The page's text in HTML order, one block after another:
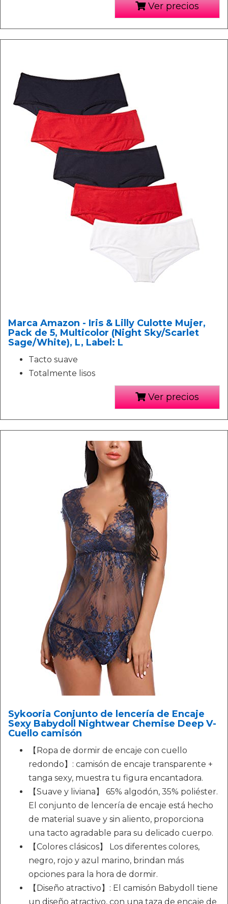
Ver precios
Marca Amazon - Iris & Lilly Culotte Mujer,
Pack de 5, Multicolor (Night Sky/Scarlet
Sage/White), L, Label: L
Tacto suave
Totalmente lisos
Ver precios
Sykooria Conjunto de lencería de Encaje
Sexy Babydoll Nightwear Chemise Deep V-
Cuello camisón
【Ropa de dormir de encaje con cuello
redondo】: camisón de encaje transparente +
tanga sexy, muestra tu figura encantadora.
【Suave y liviana】 65% algodón, 35% poliéster.
El conjunto de lencería de encaje está hecho
de material suave y sin aliento, proporciona
una tacto agradable para su delicado cuerpo.
【Colores clásicos】 Los diferentes colores,
negro, rojo y azul marino, brindan más
opciones para la hora de dormir.
【Diseño atractivo】: El camisón Babydoll tiene
un diseño atractivo, con una taza de encaje de